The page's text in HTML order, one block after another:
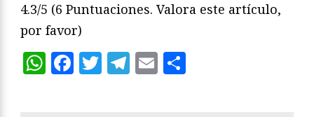
4.3/5 (6 Puntuaciones. Valora este artículo,
por favor)
WhatsApp
Facebook
Twitter
Telegram
Email